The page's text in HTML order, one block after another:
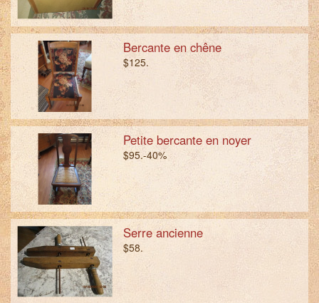
Bercante en chêne
$125.
Petite bercante en noyer
$95.-40%
Serre ancienne
$58.